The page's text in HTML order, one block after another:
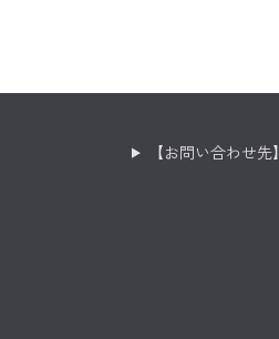
【お問い合わせ先】